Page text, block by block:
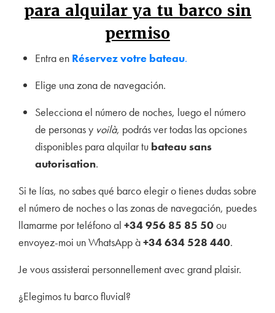
para alquilar ya tu barco sin
permiso
Entra en Réservez votre bateau.
Elige una zona de navegación.
Selecciona el número de noches, luego el número
de personas y voilà, podrás ver todas las opciones
disponibles para alquilar tu bateau sans
autorisation.
Si te lías, no sabes qué barco elegir o tienes dudas sobre
el número de noches o las zonas de navegación, puedes
llamarme por teléfono al +34 956 85 85 50ou
envoyez-moi un WhatsApp à+34 634 528 440.
Je vous assisterai personnellement avec grand plaisir.
¿Elegimos tu barco fluvial?